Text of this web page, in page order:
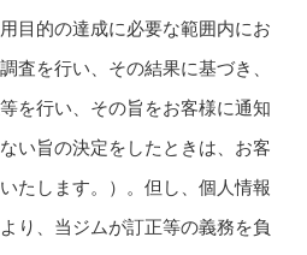
目的の達成に必要な範囲内にお
査を行い、その結果に基づき、
を行い、その旨をお客様に通知
い旨の決定をしたときは、お客
たします。）。但し、個人情報
り、当ジムが訂正等の義務を負